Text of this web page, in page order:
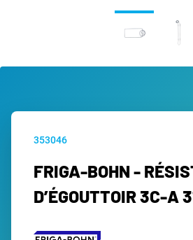
353046
FRIGA-BOHN -
D’ÉGOUTTOIR 3C-A